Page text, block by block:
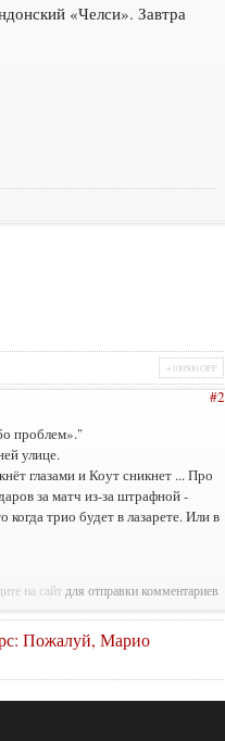
«Челси». Завтра
+100500 OFF
#2
проблем»."
улице.
глазами и Коут сникнет ... Про
за матч из-за штрафной -
трио будет в лазарете. Или в
на сайт для отправки комментариев
Пожалуй, Марио